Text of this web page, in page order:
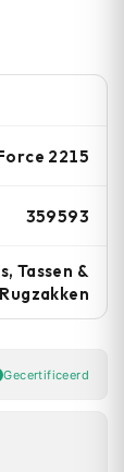
2215
359593
Tassen &
Gecertificeerd